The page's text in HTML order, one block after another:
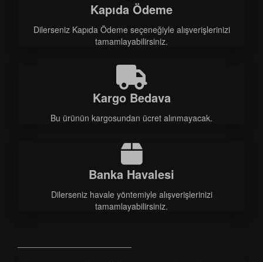
Kapıda Ödeme
Dilerseniz Kapıda Ödeme seçeneğiyle alışverişlerinizi
tamamlayabilirsiniz.
Kargo Bedava
Bu ürünün kargosundan ücret alınmayacak.
Banka Havalesi
Dilerseniz havale yöntemiyle alışverişlerinizi
tamamlayabilirsiniz.